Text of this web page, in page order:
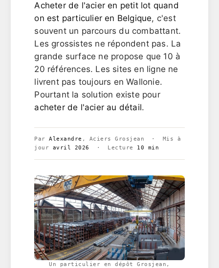
Acheter de l'acier en petit lot quand
on est particulier en Belgique, c'est
souvent un parcours du combattant.
Les grossistes ne répondent pas. La
grande surface ne propose que 10 à
20 références. Les sites en ligne ne
livrent pas toujours en Wallonie.
Pourtant la solution existe pour
acheter de l'acier au détail.
ParAlexandre , Aciers Grosjean · Mis à
jour avril 2026 · Lecture 10 min
Un particulier en dépôt Grosjean,